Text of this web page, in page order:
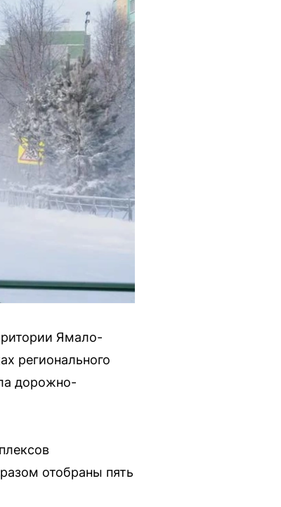
Ямало-
регионального
дорожно-
отобраны пять